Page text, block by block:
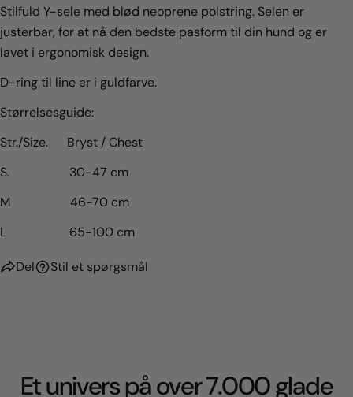
Stilfuld Y-sele med blød neoprene polstring. Selen er
justerbar, for at nå den bedste pasform til din hund og er
lavet i ergonomisk design.
D-ring til line er i guldfarve.
Størrelsesguide:
Str./Size. Bryst / Chest
S. 30-47 cm
M 46-70 cm
L 65-100 cm
Del Stil et spørgsmål
Et univers på over 7.000 glade